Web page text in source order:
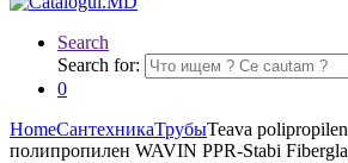
Search
Search for:
0
HomeСантехникаТрубыTeava
полипропилен WAVIN PPR-Stabi